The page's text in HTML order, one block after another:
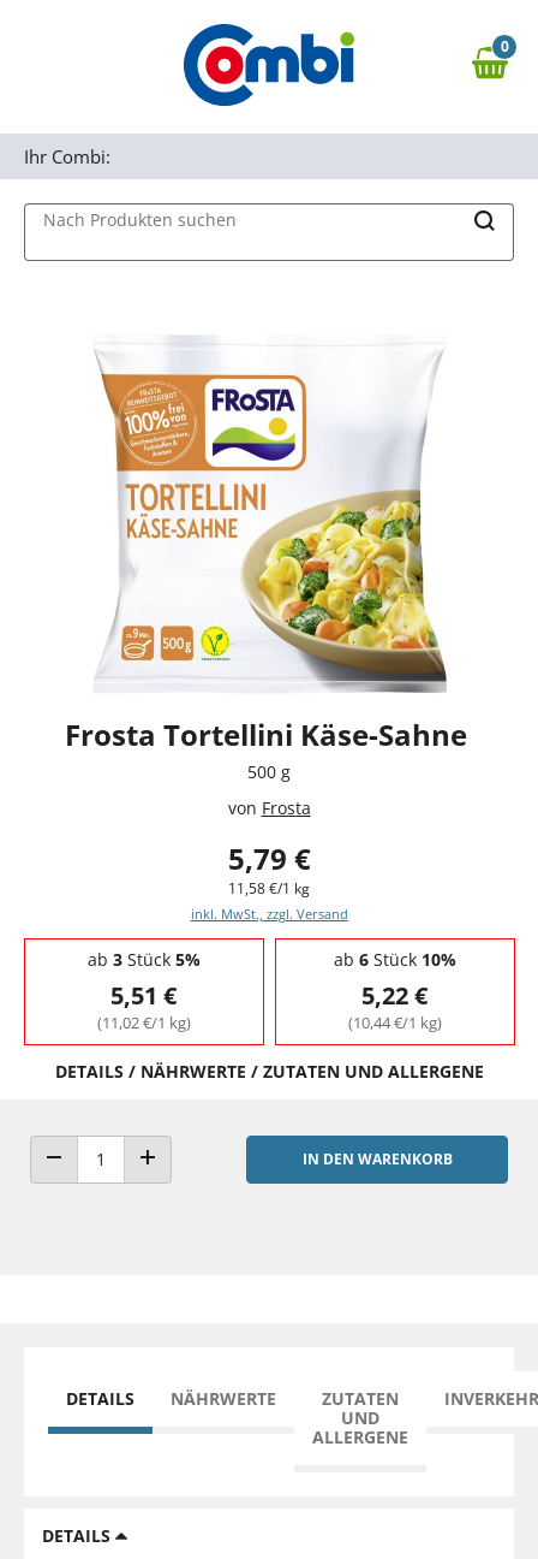
Zur Navigation springen
0,00 €
0
Nach Produkten suchen
Ihr Combi:
Frosta Tortellini Käse-Sahne
500 g
von Frosta
5,79 €
11,58 €/1 kg
inkl. MwSt., zzgl. Versand
Staffelpreise - Mengenrabatt
ab 3Stück 5%
5,51 €
(11,02 €/1 kg)
ab 6Stück 10%
5,22 €
(10,44 €/1 kg)
DETAILS / NÄHRWERTE / ZUTATEN UND ALLERGENE
ANZAHL VERRINGERNANZAHL ERHÖHEN
IN DEN WARENKORB
DETAILS NÄHRWERTE
ZUTATEN
UND
ALLERGENE
DETAILS